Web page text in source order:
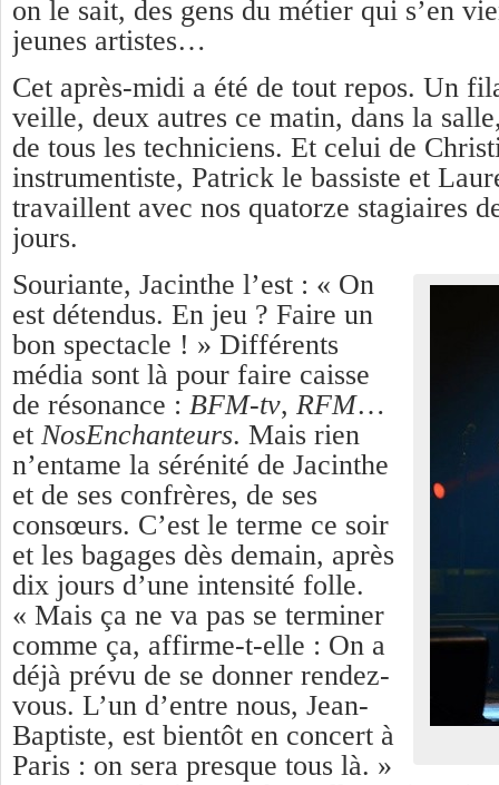
on le sait, des gens du métier qui s’en
jeunes artistes…
Cet après-midi a été de tout repos. Un
veille, deux autres ce matin, dans la
de tous les techniciens. Et celui de
instrumentiste, Patrick le bassiste et
travaillent avec nos quatorze stagiaires
jours.
Souriante, Jacinthe l’est : « On
est détendus. En jeu ? Faire un
bon spectacle ! » Différents
média sont là pour faire caisse
de résonance : BFM-tv, RFM…
et NosEnchanteurs. Mais rien
n’entame la sérénité de Jacinthe
et de ses confrères, de ses
consœurs. C’est le terme ce soir
et les bagages dès demain, après
dix jours d’une intensité folle.
« Mais ça ne va pas se terminer
comme ça, affirme-t-elle : On a
déjà prévu de se donner rendez-
vous. L’un d’entre nous, Jean-
Baptiste, est bientôt en concert à
Paris : on sera presque tous là. »